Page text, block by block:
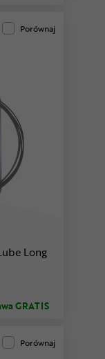
Porównaj
Long
GRATIS
Porównaj